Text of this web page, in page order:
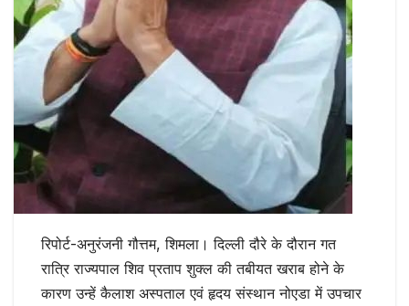
रिपोर्ट-अनुरंजनी गौत्तम, शिमला। दिल्ली दौरे के दौरान गत
रात्रि राज्यपाल शिव प्रताप शुक्ल की तबीयत खराब होने के
कारण उन्हें कैलाश अस्पताल एवं हृदय संस्थान नोएडा में उपचार